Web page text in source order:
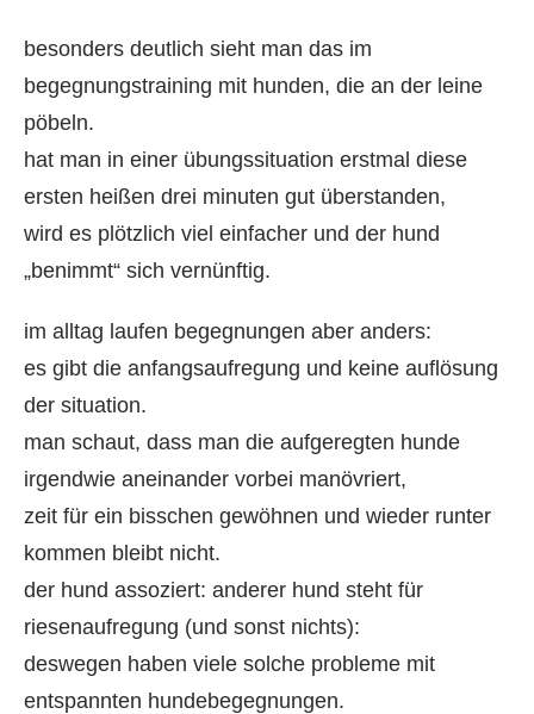
besonders deutlich sieht man das im
begegnungstraining mit hunden, die an der leine
pöbeln.
hat man in einer übungssituation erstmal diese
ersten heißen drei minuten gut überstanden,
wird es plötzlich viel einfacher und der hund
„benimmt“ sich vernünftig.
im alltag laufen begegnungen aber anders:
es gibt die anfangsaufregung und keine auflösung
der situation.
man schaut, dass man die aufgeregten hunde
irgendwie aneinander vorbei manövriert,
zeit für ein bisschen gewöhnen und wieder runter
kommen bleibt nicht.
der hund assoziert: anderer hund steht für
riesenaufregung (und sonst nichts):
deswegen haben viele solche probleme mit
entspannten hundebegegnungen.